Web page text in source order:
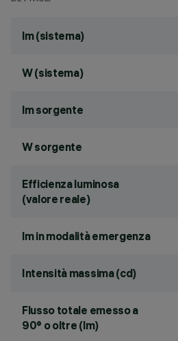
lm (sistema)
W (sistema)
lm sorgente
W sorgente
Efficienza luminosa
(valore reale)
lm in modalità emergenza
Intensità massima (cd)
Flusso totale emesso a
90° o oltre (lm)